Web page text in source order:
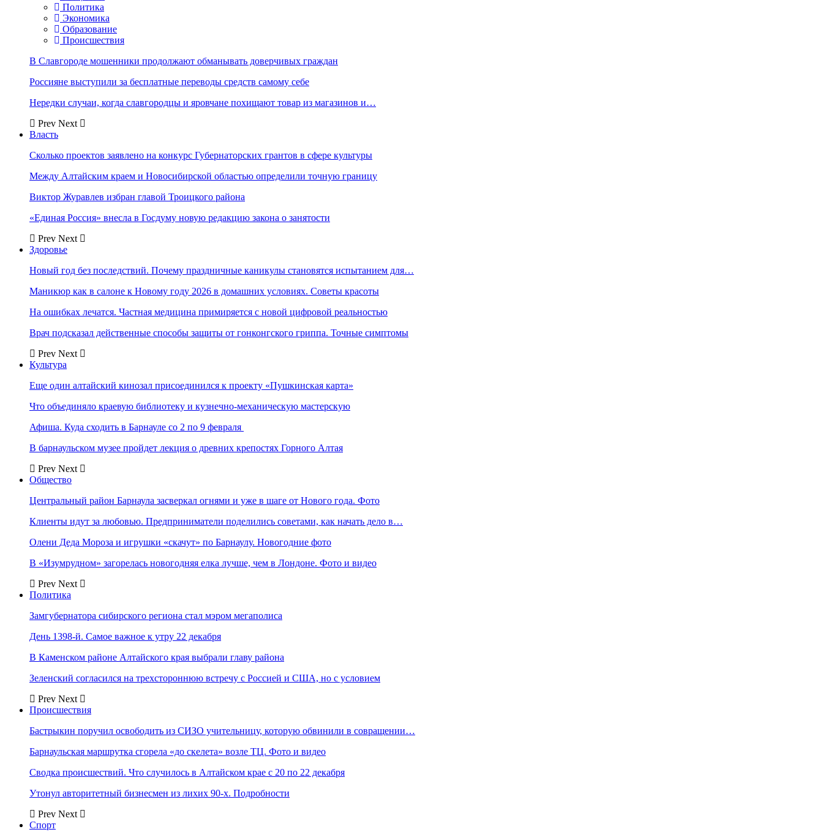
Политика
Экономика
Образование
Происшествия
В Славгороде мошенники продолжают обманывать доверчивых граждан
Россияне выступили за бесплатные переводы средств самому себе
Нередки случаи, когда славгородцы и яровчане похищают товар из магазинов и…
Prev Next
Власть
Сколько проектов заявлено на конкурс Губернаторских грантов в сфере культуры
Между Алтайским краем и Новосибирской областью определили точную границу
Виктор Журавлев избран главой Троицкого района
«Единая Россия» внесла в Госдуму новую редакцию закона о занятости
Prev Next
Здоровье
Новый год без последствий. Почему праздничные каникулы становятся испытанием для…
Маникюр как в салоне к Новому году 2026 в домашних условиях. Советы красоты
На ошибках лечатся. Частная медицина примиряется с новой цифровой реальностью
Врач подсказал действенные способы защиты от гонконгского гриппа. Точные симптомы
Prev Next
Культура
Еще один алтайский кинозал присоединился к проекту «Пушкинская карта»
Что объединяло краевую библиотеку и кузнечно-механическую мастерскую
Афиша. Куда сходить в Барнауле со 2 по 9 февраля
В барнаульском музее пройдет лекция о древних крепостях Горного Алтая
Prev Next
Общество
Центральный район Барнаула засверкал огнями и уже в шаге от Нового года. Фото
Клиенты идут за любовью. Предприниматели поделились советами, как начать дело в…
Олени Деда Мороза и игрушки «скачут» по Барнаулу. Новогодние фото
В «Изумрудном» загорелась новогодняя елка лучше, чем в Лондоне. Фото и видео
Prev Next
Политика
Замгубернатора сибирского региона стал мэром мегаполиса
День 1398-й. Самое важное к утру 22 декабря
В Каменском районе Алтайского края выбрали главу района
Зеленский согласился на трехстороннюю встречу с Россией и США, но с условием
Prev Next
Происшествия
Бастрыкин поручил освободить из СИЗО учительницу, которую обвинили в совращении…
Барнаульская маршрутка сгорела «до скелета» возле ТЦ. Фото и видео
Сводка происшествий. Что случилось в Алтайском крае с 20 по 22 декабря
Утонул авторитетный бизнесмен из лихих 90-х. Подробности
Prev Next
Спорт